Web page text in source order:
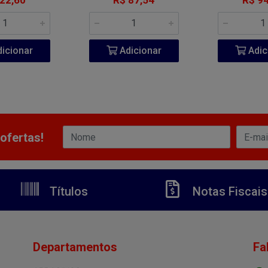
Adicionar
Títulos Notas Fiscais
Departamentos